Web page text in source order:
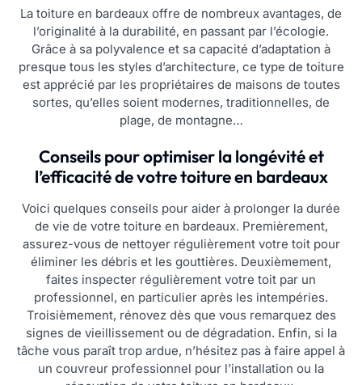
La toiture en bardeaux offre de nombreux avantages, de
l’originalité à la durabilité, en passant par l’écologie.
Grâce à sa polyvalence et sa capacité d’adaptation à
presque tous les styles d’architecture, ce type de toiture
est apprécié par les propriétaires de maisons de toutes
sortes, qu’elles soient modernes, traditionnelles, de
plage, de montagne…
Conseils pour optimiser la longévité et
l’efficacité de votre toiture en bardeaux
Voici quelques conseils pour aider à prolonger la durée
de vie de votre toiture en bardeaux. Premièrement,
assurez-vous de nettoyer régulièrement votre toit pour
éliminer les débris et les gouttières. Deuxièmement,
faites inspecter régulièrement votre toit par un
professionnel, en particulier après les intempéries.
Troisièmement, rénovez dès que vous remarquez des
signes de vieillissement ou de dégradation. Enfin, si la
tâche vous paraît trop ardue, n’hésitez pas à faire appel à
un couvreur professionnel pour l’installation ou la